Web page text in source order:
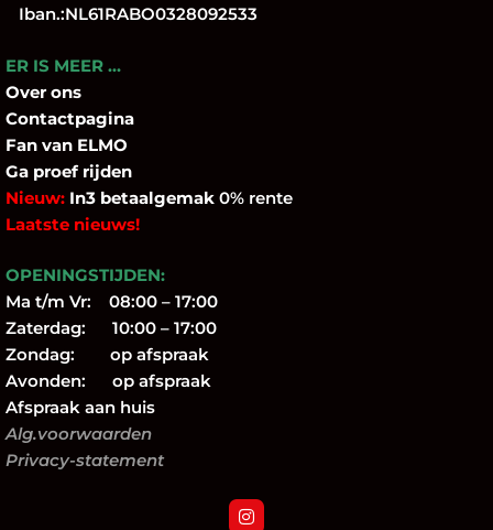
Iban.:NL61RABO0328092533
ER IS MEER …
Over ons
Contactpagina
Fan van ELMO
Ga proef rijden
Nieuw: In3 betaalgemak 0% rente
Laatste nieuws!
OPENINGSTIJDEN:
Ma t/m Vr: 08:00 – 17:00
Zaterdag: 10:00 – 17:00
Zondag: op afspraak
Avonden: op afspraak
Afspraak aan huis
Alg.voorwaarden
Privacy-statement